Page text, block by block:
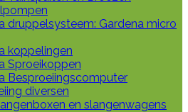
druppelsysteem: Gardena micro
koppelingen
Sproeikoppen
Besproeiingscomputer
diversen
en slangenwagens